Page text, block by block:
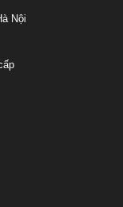
sẽ khôi phục nó về
kém phần
lý, chặn ống kính
Nội